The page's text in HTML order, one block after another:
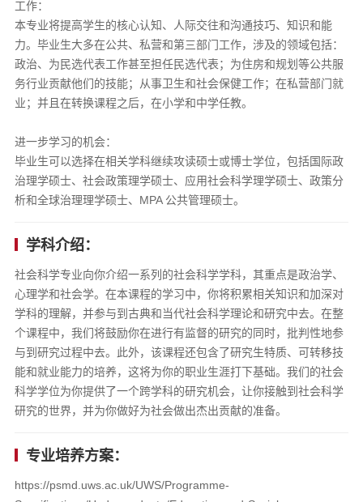
工作：
本专业将提高学生的核心认知、人际交往和沟通技巧、知识和能
力。毕业生大多在公共、私营和第三部门工作，涉及的领域包括：
政治、为民选代表工作甚至担任民选代表；为住房和规划等公共服
务行业贡献他们的技能；从事卫生和社会保健工作；在私营部门就
业；并且在转换课程之后，在小学和中学任教。
进一步学习的机会：
毕业生可以选择在相关学科继续攻读硕士或博士学位，包括国际政
治理学硕士、社会政策理学硕士、应用社会科学理学硕士、政策分
析和全球治理理学硕士、MPA 公共管理硕士。
学科介绍：
社会科学专业向你介绍一系列的社会科学学科，其重点是政治学、
心理学和社会学。在本课程的学习中，你将积累相关知识和加深对
学科的理解，并参与到古典和当代社会科学理论和研究中去。在整
个课程中，我们将鼓励你在进行有监督的研究的同时，批判性地参
与到研究过程中去。此外，该课程还包含了研究生特质、可转移技
能和就业能力的培养，这将为你的职业生涯打下基础。我们的社会
科学学位为你提供了一个跨学科的研究机会，让你接触到社会科学
研究的世界，并为你做好为社会做出杰出贡献的准备。
专业培养方案：
https://psmd.uws.ac.uk/UWS/Programme-